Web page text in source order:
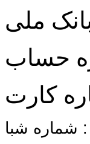
ملی
شماره شبا :